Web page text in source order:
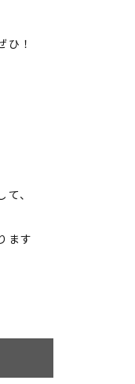
ひ！
、
ます